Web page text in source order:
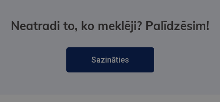
Neatradi to, ko meklēji? Palīdzēsim!
Sazināties